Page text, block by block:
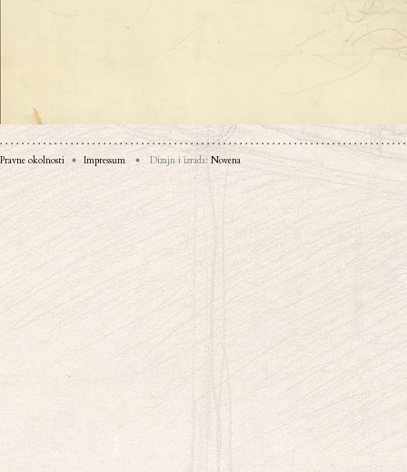
Pravne okolnosti Impressum Dizajn i izrada: Novena